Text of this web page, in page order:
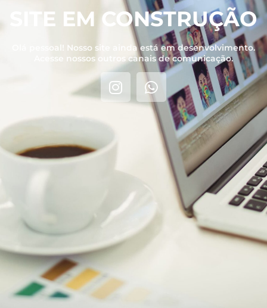
SITE EM CONSTRUÇÃO
Olá pessoal! Nosso site ainda está em desenvolvimento.
Acesse nossos outros canais de comunicação.